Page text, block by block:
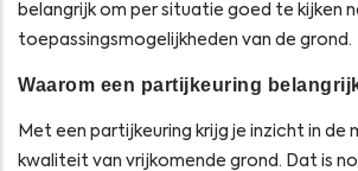
belangrijk om per situatie goed te kijken
toepassingsmogelijkheden van de grond.
Waarom een partijkeuring
Met een partijkeuring krijg je inzicht in de
kwaliteit van vrijkomende grond. Dat is